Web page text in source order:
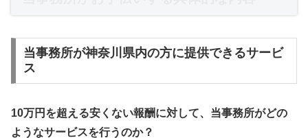
当事務所が神奈川県内の方に提供できるサービ
ス
10万円を超える安くない報酬に対して、当事務所がどの
ようなサービスを行うのか？